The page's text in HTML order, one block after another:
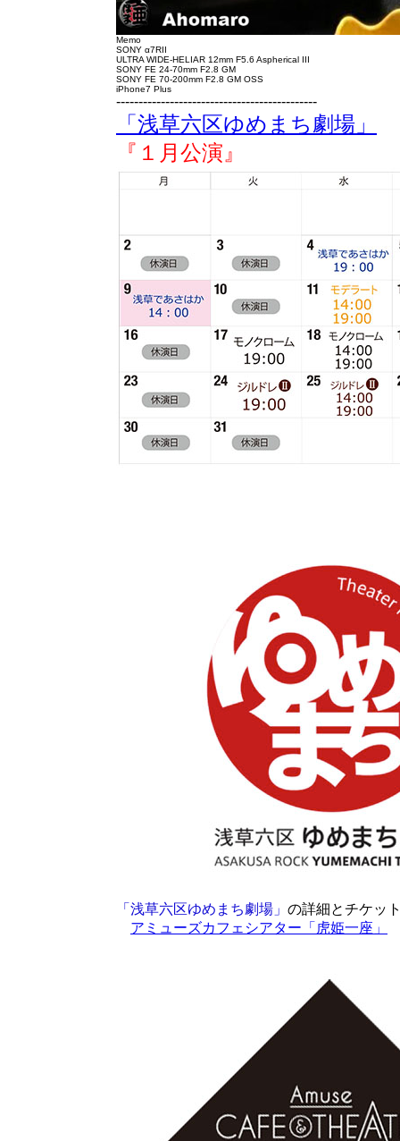
Memo
SONY α7RII
ULTRA WIDE-HELIAR 12mm F5.6 Aspherical III
SONY FE 24-70mm F2.8 GM
SONY FE 70-200mm F2.8 GM OSS
iPhone7 Plus
---------------------------------------------
「浅草六区ゆめまち劇場」
『１月公演』
「浅草六区ゆめ まち劇場」 の詳細とチケッ
アミューズカフェシアター「虎姫一座」